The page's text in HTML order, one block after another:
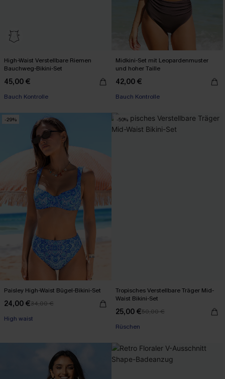
High-Waist Verstellbare Riemen
Bauchweg-Bikini-Set
45,00 €
Bauch Kontrolle
Midkini-Set mit Leopardenmuster
und hoher Taille
42,00 €
Bauch Kontrolle
-29%
Paisley High-Waist Bügel-Bikini-Set
24,00 €34,00 €
High waist
-50%
Tropisches Verstellbare Träger Mid-
Waist Bikini-Set
25,00 €50,00 €
Rüschen